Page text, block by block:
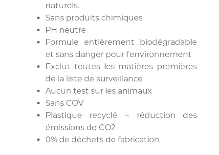
naturels.
Sans produits chimiques
PH neutre
Formule entièrement biodégradable
et sans danger pour l’environnement
Exclut toutes les matières premières
de la liste de surveillance
Aucun test sur les animaux
Sans COV
Plastique recyclé – réduction des
émissions de CO2
0% de déchets de fabrication